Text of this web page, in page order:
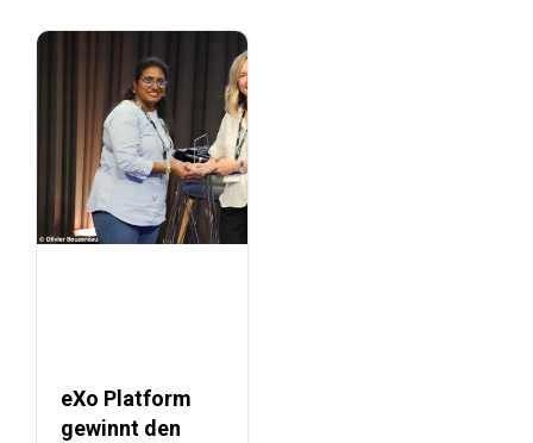
seinen Digital…
eXo Platform
gewinnt den